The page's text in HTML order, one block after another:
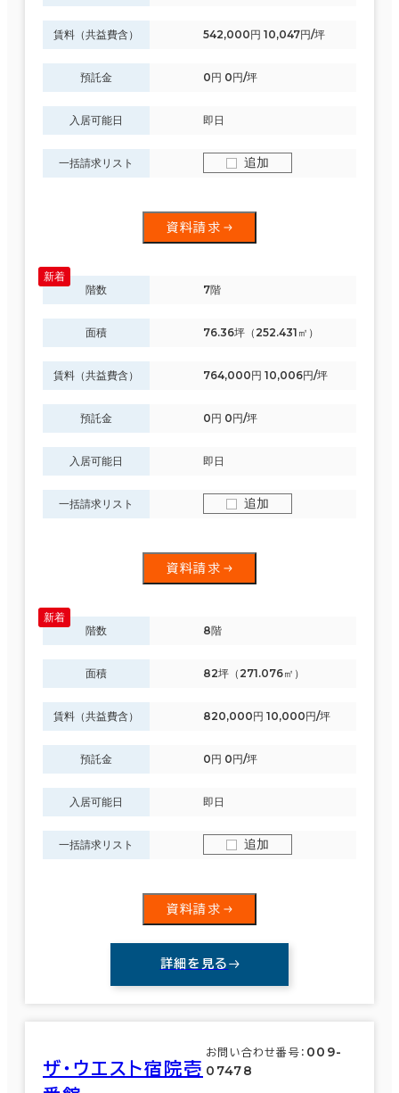
賃料（共益費含） 542,000円 10,047円/坪
預託金 0円 0円/坪
入居可能日 即日
一括請求リスト 追加
資料請求
階数 7階
面積 76.36坪（252.431㎡）
賃料（共益費含） 764,000円 10,006円/坪
預託金 0円 0円/坪
入居可能日 即日
一括請求リスト 追加
資料請求
階数 8階
面積 82坪（271.076㎡）
賃料（共益費含） 820,000円 10,000円/坪
預託金 0円 0円/坪
入居可能日 即日
一括請求リスト 追加
資料請求
詳細を見る
ザ・ウエスト宿院壱
お問い合わせ番号： 009-
07478